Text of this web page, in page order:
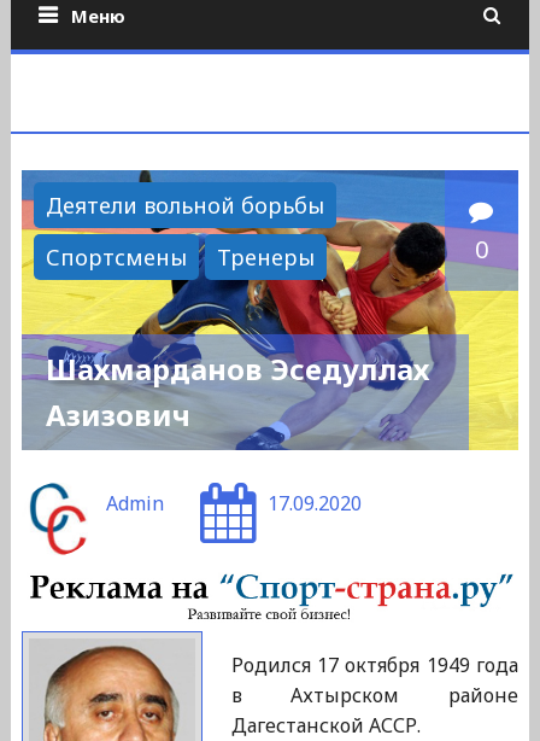
Меню
Деятели вольной борьбы
Спортсмены
Тренеры 0
Шахмарданов Эседуллах
Азизович
Admin 17.09.2020
Родился 17 октября 1949 года
в Ахтырском районе
Дагестанской АССР.